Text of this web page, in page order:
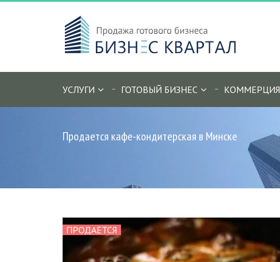
УСЛУГИ ГОТОВЫЙ БИЗНЕС КОММЕРЦИЯ
Продается кафе-кондитерская в Минске
ПРОДАЕТСЯ